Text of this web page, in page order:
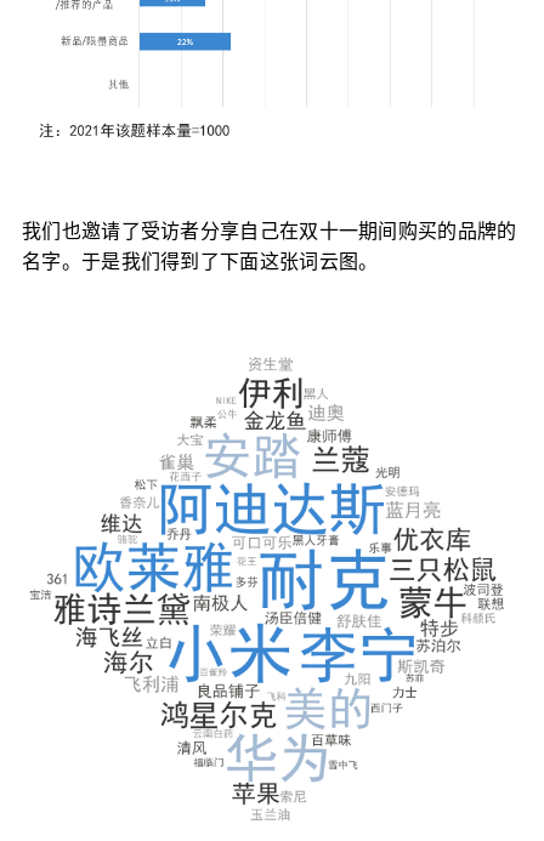
我们也邀请了受访者分享自己在双十一期间购买的品牌的
名字。于是我们得到了下面这张词云图。